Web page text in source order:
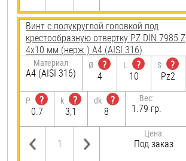
Винт с полукруглой головкой под
крестообразную отвертку PZ DIN 7985 Z
4х10 мм (нерж.) A4 (AISI 316)
Материал
A4 (AISI 316)
Ø
?
4
L
?
10
S
?
Pz2
P
?
0.7
k
?
3,1
dk
?
8
Вес:
1.79 гр.
Цена:
Под заказ